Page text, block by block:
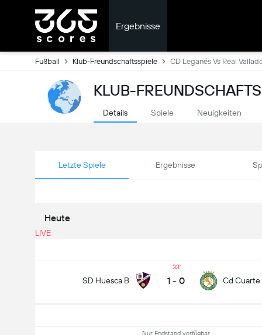
Ergebnisse
Fußball Klub-Freundschaftsspiele CD Leganés Vs Real
KLUB-
Details Spiele Neuigkeiten
Letzte Spiele Ergebnisse
Heute
LIVE
SD Huesca B
33
1 - 0 Cd Cuarte
Nur Endstand verfügbar